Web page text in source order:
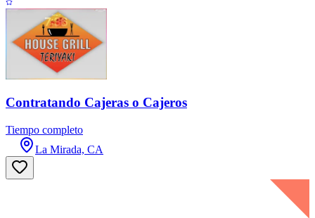
Contratando Cajeras o Cajeros
Tiempo completo
La Mirada, CA